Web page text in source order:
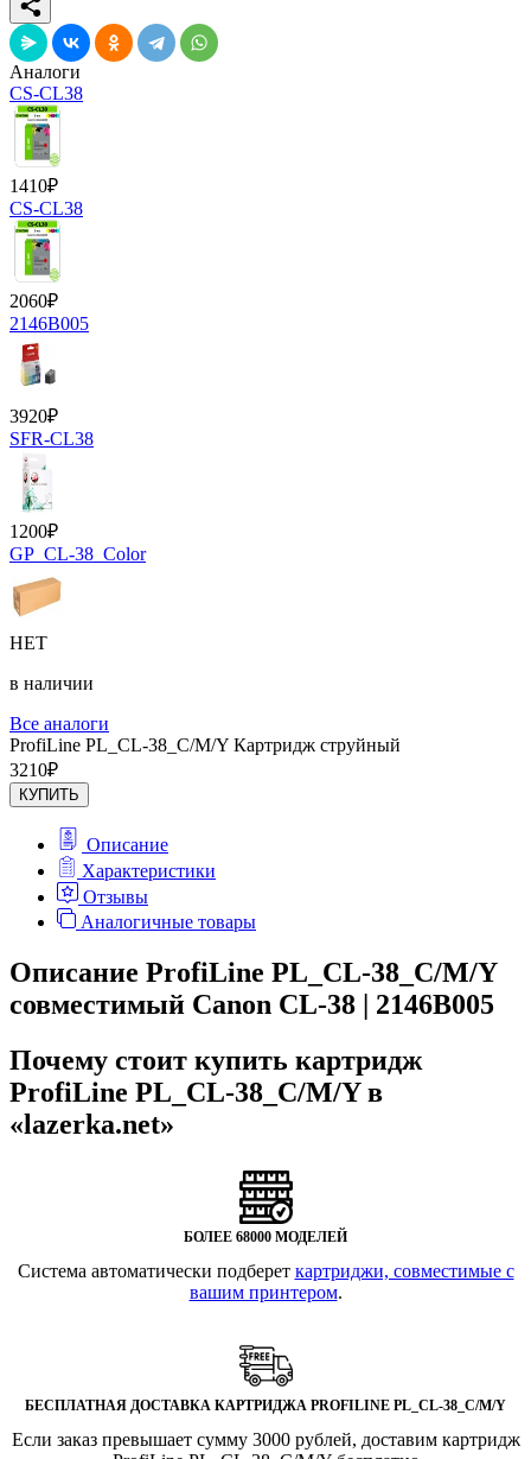
Аналоги
CS-CL38
1410₽
CS-CL38
2060₽
2146B005
3920₽
SFR-CL38
1200₽
GP_CL-38_Color
НЕТ
в наличии
Все аналоги
ProfiLine PL_CL-38_C/M/Y Картридж струйный
3210₽
КУПИТЬ
Описание
Характеристики
Отзывы
Аналогичные товары
Описание ProfiLine PL_CL-38_C/M/Y
совместимый Canon CL-38 | 2146B005
Почему стоит купить картридж
ProfiLine PL_CL-38_C/M/Y в
«lazerka.net»
БОЛЕЕ 68000 МОДЕЛЕЙ
Система автоматически подберет картриджи, совместимые с
вашим принтером.
БЕСПЛАТНАЯ ДОСТАВКА КАРТРИДЖА PROFILINE PL_CL-38_C/M/Y
Если заказ превышает сумму 3000 рублей, доставим картридж